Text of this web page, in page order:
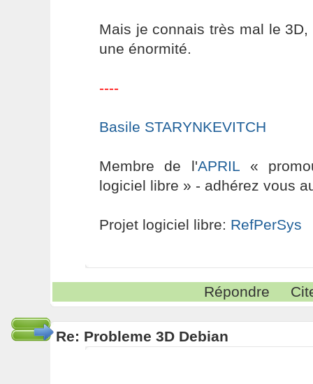
Mais je connais très mal le
une énormité.
----
Basile STARYNKEVITCH
Membre de l'APRIL «
logiciel libre » - adhérez vous
Projet logiciel libre: RefPerSys
Répondre
Re: Probleme 3D Debian